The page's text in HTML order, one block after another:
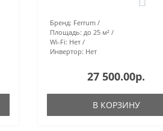
Бренд: Ferrum
Площадь: до 25 м²
Wi-Fi: Нет
Инвертор: Нет
27 500.00р.
В КОРЗИНУ